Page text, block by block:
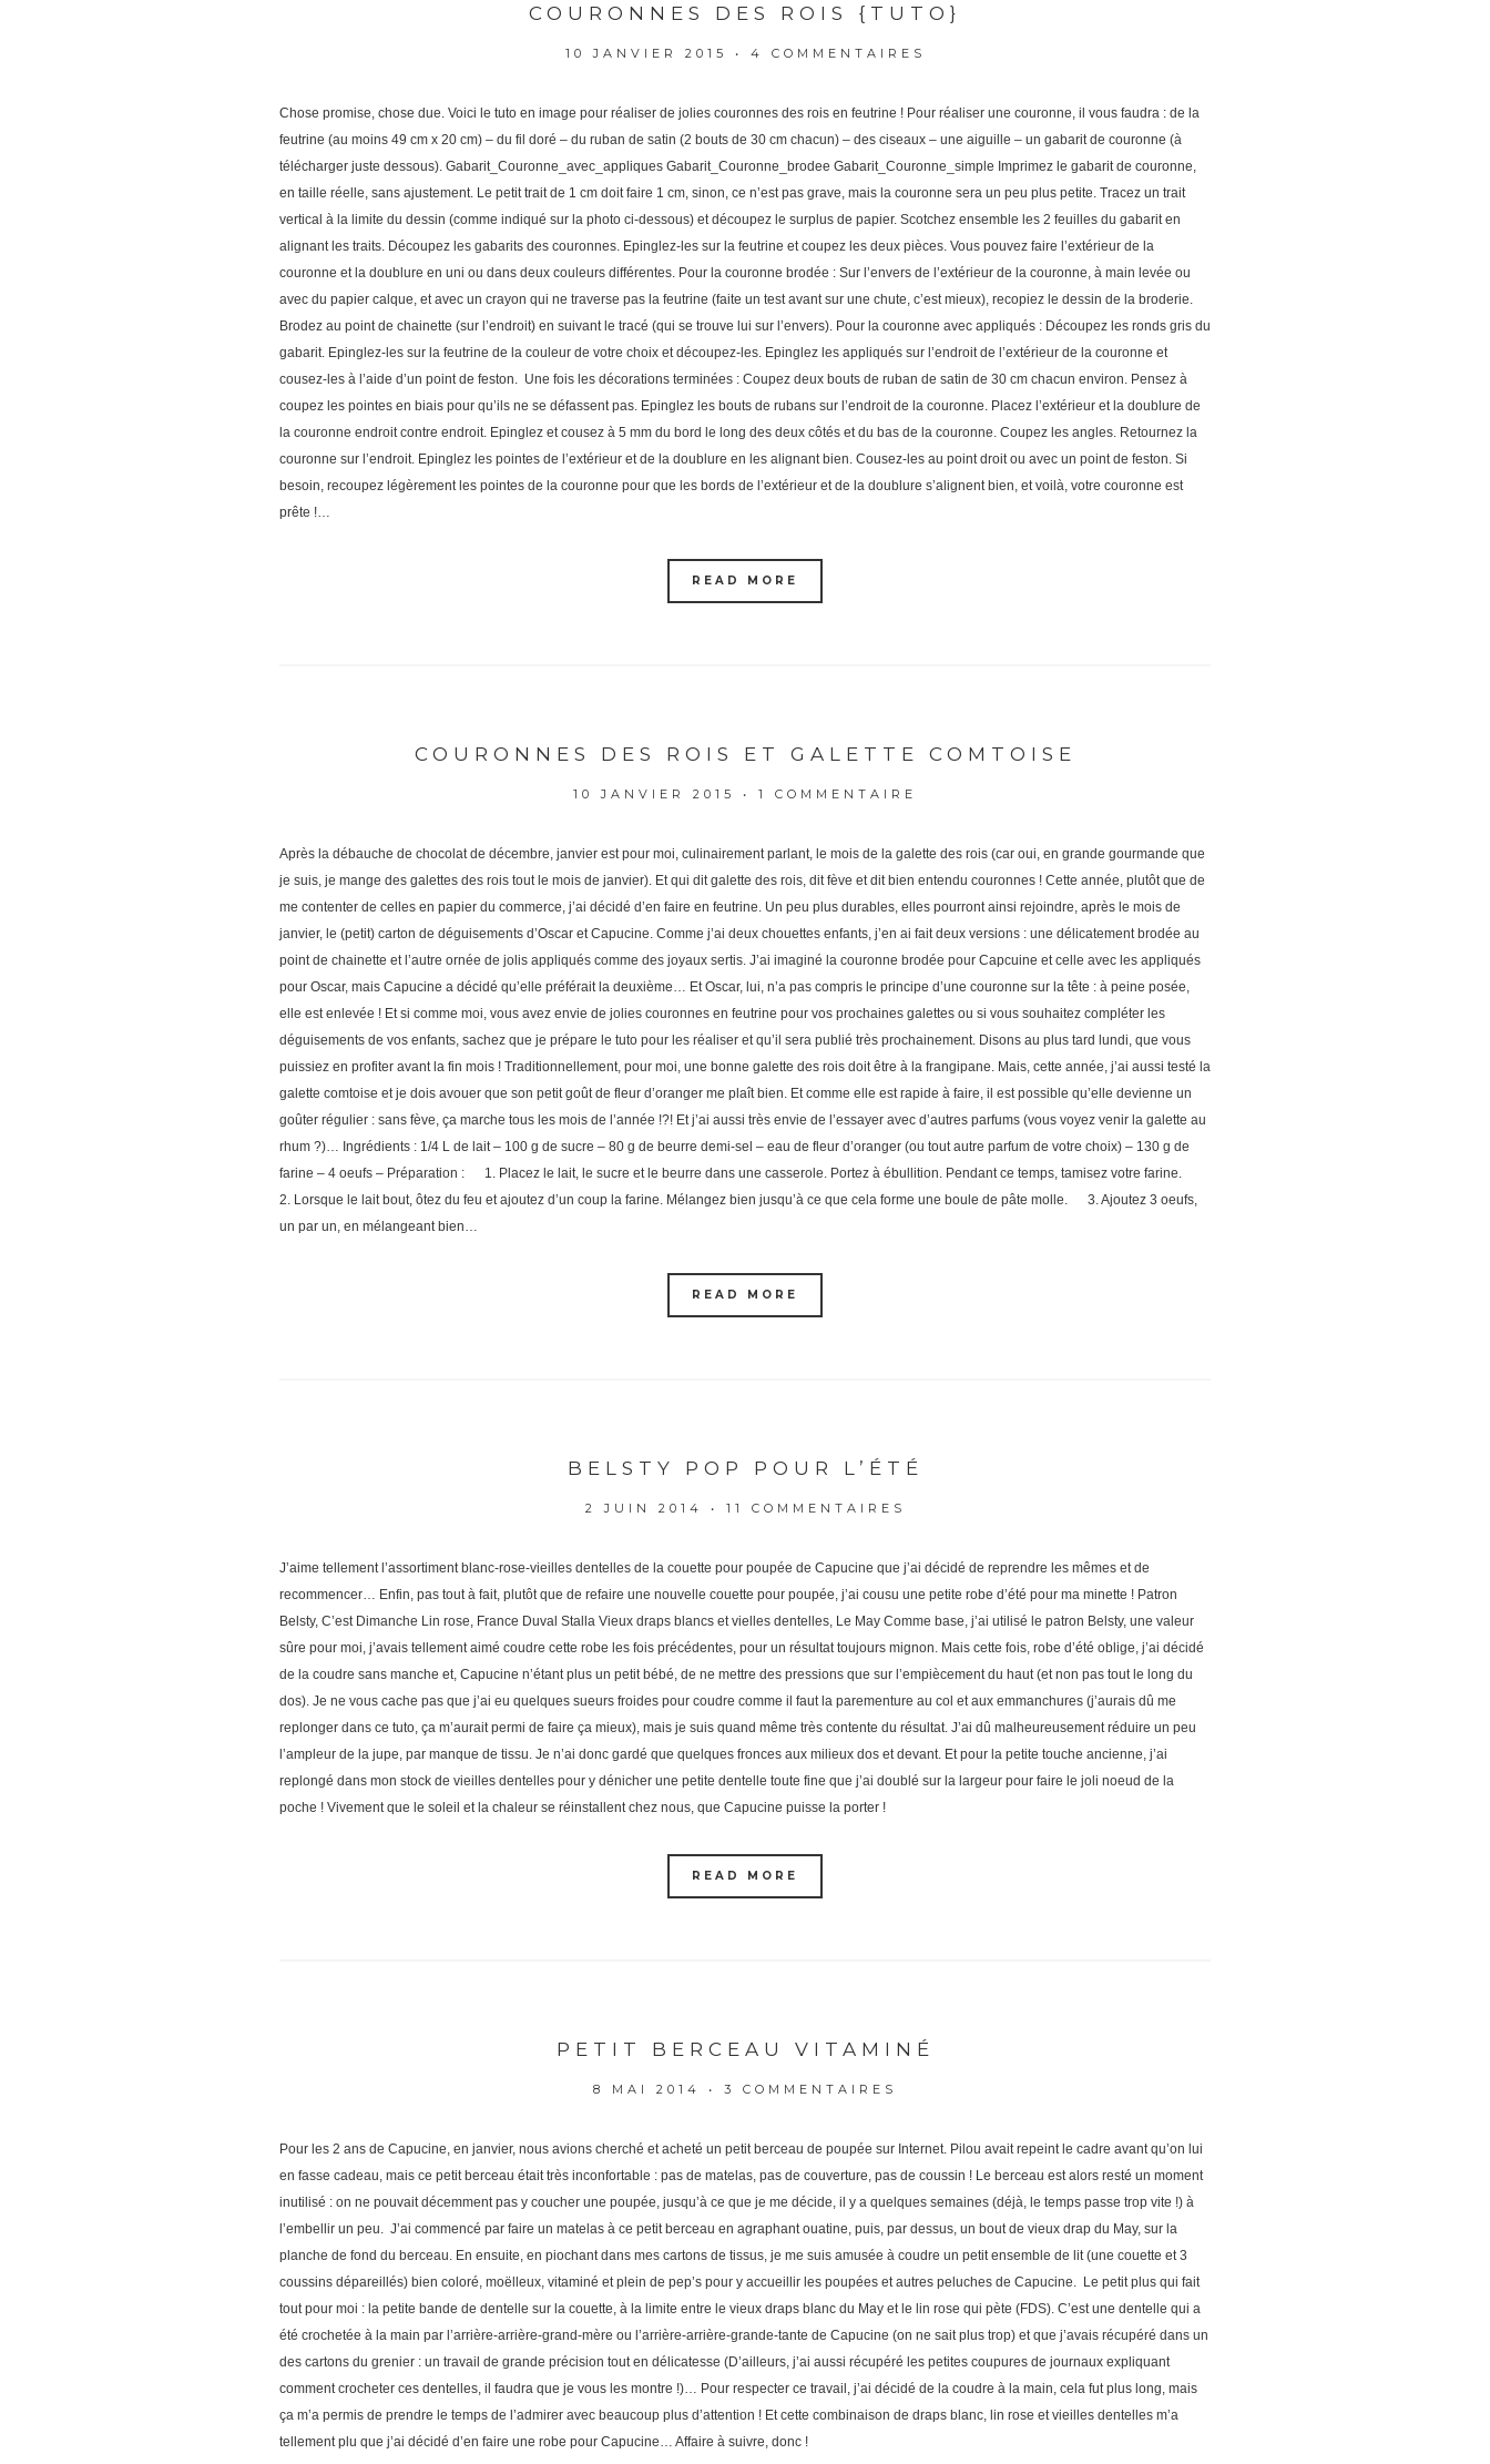
COURONNES DES ROIS {TUTO}
10 JANVIER 2015 • 4 COMMENTAIRES
Chose promise, chose due. Voici le tuto en image pour réaliser de jolies couronnes des rois en feutrine ! Pour réaliser une couronne, il vous faudra : de la
feutrine (au moins 49 cm x 20 cm) – du fil doré – du ruban de satin (2 bouts de 30 cm chacun) – des ciseaux – une aiguille – un gabarit de couronne (à
télécharger juste dessous). Gabarit_Couronne_avec_appliques Gabarit_Couronne_brodee Gabarit_Couronne_simple Imprimez le gabarit de couronne,
en taille réelle, sans ajustement. Le petit trait de 1 cm doit faire 1 cm, sinon, ce n’est pas grave, mais la couronne sera un peu plus petite. Tracez un trait
vertical à la limite du dessin (comme indiqué sur la photo ci-dessous) et découpez le surplus de papier. Scotchez ensemble les 2 feuilles du gabarit en
alignant les traits. Découpez les gabarits des couronnes. Epinglez-les sur la feutrine et coupez les deux pièces. Vous pouvez faire l’extérieur de la
couronne et la doublure en uni ou dans deux couleurs différentes. Pour la couronne brodée : Sur l’envers de l’extérieur de la couronne, à main levée ou
avec du papier calque, et avec un crayon qui ne traverse pas la feutrine (faite un test avant sur une chute, c’est mieux), recopiez le dessin de la broderie.
Brodez au point de chainette (sur l’endroit) en suivant le tracé (qui se trouve lui sur l’envers). Pour la couronne avec appliqués : Découpez les ronds gris du
gabarit. Epinglez-les sur la feutrine de la couleur de votre choix et découpez-les. Epinglez les appliqués sur l’endroit de l’extérieur de la couronne et
cousez-les à l’aide d’un point de feston. Une fois les décorations terminées : Coupez deux bouts de ruban de satin de 30 cm chacun environ. Pensez à
coupez les pointes en biais pour qu’ils ne se défassent pas. Epinglez les bouts de rubans sur l’endroit de la couronne. Placez l’extérieur et la doublure de
la couronne endroit contre endroit. Epinglez et cousez à 5 mm du bord le long des deux côtés et du bas de la couronne. Coupez les angles. Retournez la
couronne sur l’endroit. Epinglez les pointes de l’extérieur et de la doublure en les alignant bien. Cousez-les au point droit ou avec un point de feston. Si
besoin, recoupez légèrement les pointes de la couronne pour que les bords de l’extérieur et de la doublure s’alignent bien, et voilà, votre couronne est
prête !…
READ MORE
COURONNES DES ROIS ET GALETTE COMTOISE
10 JANVIER 2015 • 1 COMMENTAIRE
Après la débauche de chocolat de décembre, janvier est pour moi, culinairement parlant, le mois de la galette des rois (car oui, en grande gourmande que
je suis, je mange des galettes des rois tout le mois de janvier). Et qui dit galette des rois, dit fève et dit bien entendu couronnes ! Cette année, plutôt que de
me contenter de celles en papier du commerce, j’ai décidé d’en faire en feutrine. Un peu plus durables, elles pourront ainsi rejoindre, après le mois de
janvier, le (petit) carton de déguisements d’Oscar et Capucine. Comme j’ai deux chouettes enfants, j’en ai fait deux versions : une délicatement brodée au
point de chainette et l’autre ornée de jolis appliqués comme des joyaux sertis. J’ai imaginé la couronne brodée pour Capcuine et celle avec les appliqués
pour Oscar, mais Capucine a décidé qu’elle préférait la deuxième… Et Oscar, lui, n’a pas compris le principe d’une couronne sur la tête : à peine posée,
elle est enlevée ! Et si comme moi, vous avez envie de jolies couronnes en feutrine pour vos prochaines galettes ou si vous souhaitez compléter les
déguisements de vos enfants, sachez que je prépare le tuto pour les réaliser et qu’il sera publié très prochainement. Disons au plus tard lundi, que vous
puissiez en profiter avant la fin mois ! Traditionnellement, pour moi, une bonne galette des rois doit être à la frangipane. Mais, cette année, j’ai aussi testé la
galette comtoise et je dois avouer que son petit goût de fleur d’oranger me plaît bien. Et comme elle est rapide à faire, il est possible qu’elle devienne un
goûter régulier : sans fève, ça marche tous les mois de l’année !?! Et j’ai aussi très envie de l’essayer avec d’autres parfums (vous voyez venir la galette au
rhum ?)… Ingrédients : 1/4 L de lait – 100 g de sucre – 80 g de beurre demi-sel – eau de fleur d’oranger (ou tout autre parfum de votre choix) – 130 g de
farine – 4 oeufs – Préparation : 1. Placez le lait, le sucre et le beurre dans une casserole. Portez à ébullition. Pendant ce temps, tamisez votre farine.
2. Lorsque le lait bout, ôtez du feu et ajoutez d’un coup la farine. Mélangez bien jusqu’à ce que cela forme une boule de pâte molle. 3. Ajoutez 3 oeufs,
un par un, en mélangeant bien…
READ MORE
BELSTY POP POUR L’ÉTÉ
2 JUIN 2014 • 11 COMMENTAIRES
J’aime tellement l’assortiment blanc-rose-vieilles dentelles de la couette pour poupée de Capucine que j’ai décidé de reprendre les mêmes et de
recommencer… Enfin, pas tout à fait, plutôt que de refaire une nouvelle couette pour poupée, j’ai cousu une petite robe d’été pour ma minette ! Patron
Belsty, C’est Dimanche Lin rose, France Duval Stalla Vieux draps blancs et vielles dentelles, Le May Comme base, j’ai utilisé le patron Belsty, une valeur
sûre pour moi, j’avais tellement aimé coudre cette robe les fois précédentes, pour un résultat toujours mignon. Mais cette fois, robe d’été oblige, j’ai décidé
de la coudre sans manche et, Capucine n’étant plus un petit bébé, de ne mettre des pressions que sur l’empiècement du haut (et non pas tout le long du
dos). Je ne vous cache pas que j’ai eu quelques sueurs froides pour coudre comme il faut la parementure au col et aux emmanchures (j’aurais dû me
replonger dans ce tuto, ça m’aurait permi de faire ça mieux), mais je suis quand même très contente du résultat. J’ai dû malheureusement réduire un peu
l’ampleur de la jupe, par manque de tissu. Je n’ai donc gardé que quelques fronces aux milieux dos et devant. Et pour la petite touche ancienne, j’ai
replongé dans mon stock de vieilles dentelles pour y dénicher une petite dentelle toute fine que j’ai doublé sur la largeur pour faire le joli noeud de la
poche ! Vivement que le soleil et la chaleur se réinstallent chez nous, que Capucine puisse la porter !
READ MORE
PETIT BERCEAU VITAMINÉ
8 MAI 2014 • 3 COMMENTAIRES
Pour les 2 ans de Capucine, en janvier, nous avions cherché et acheté un petit berceau de poupée sur Internet. Pilou avait repeint le cadre avant qu’on lui
en fasse cadeau, mais ce petit berceau était très inconfortable : pas de matelas, pas de couverture, pas de coussin ! Le berceau est alors resté un moment
inutilisé : on ne pouvait décemment pas y coucher une poupée, jusqu’à ce que je me décide, il y a quelques semaines (déjà, le temps passe trop vite !) à
l’embellir un peu. J’ai commencé par faire un matelas à ce petit berceau en agraphant ouatine, puis, par dessus, un bout de vieux drap du May, sur la
planche de fond du berceau. En ensuite, en piochant dans mes cartons de tissus, je me suis amusée à coudre un petit ensemble de lit (une couette et 3
coussins dépareillés) bien coloré, moëlleux, vitaminé et plein de pep’s pour y accueillir les poupées et autres peluches de Capucine. Le petit plus qui fait
tout pour moi : la petite bande de dentelle sur la couette, à la limite entre le vieux draps blanc du May et le lin rose qui pète (FDS). C’est une dentelle qui a
été crochetée à la main par l’arrière-arrière-grand-mère ou l’arrière-arrière-grande-tante de Capucine (on ne sait plus trop) et que j’avais récupéré dans un
des cartons du grenier : un travail de grande précision tout en délicatesse (D’ailleurs, j’ai aussi récupéré les petites coupures de journaux expliquant
comment crocheter ces dentelles, il faudra que je vous les montre !)… Pour respecter ce travail, j’ai décidé de la coudre à la main, cela fut plus long, mais
ça m’a permis de prendre le temps de l’admirer avec beaucoup plus d’attention ! Et cette combinaison de draps blanc, lin rose et vieilles dentelles m’a
tellement plu que j’ai décidé d’en faire une robe pour Capucine… Affaire à suivre, donc !